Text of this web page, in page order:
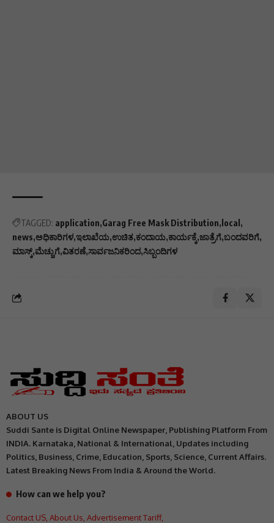
TAGGED: application Garag Free Mask Distribution local
news ಅಧಿಕಾರಿಗಳ ಇಲಾಖೆಯ ಉಚಿತ ಕಂದಾಯ ಕಾರ್ಯಕ್ಕೆ ಜಾತ್ರೆಗೆ ಬಂದವರಿಗೆ
ಮಾಸ್ಕ್ ಮೆಚ್ಚುಗೆ ವಿತರಣೆ ಸಾರ್ವಜನಿಕರಿಂದ ಸಿಬ್ಬಂದಿಗಳ
ABOUT US
Suddi Sante is Digital Online Newspaper, Publishing Platform From
INDIA. Karnataka, National & International, Updates including
Politics, Business, Crime, Education, Sports, Science, Current Affairs.
Latest Breaking News From India & Around the World.
How can we help you?
Contact US About Us Advertisement Tariff,